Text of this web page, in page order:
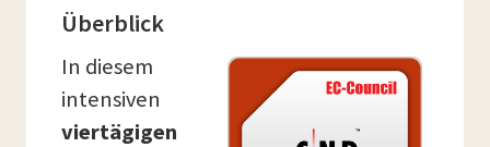
Überblick
In diesem
intensiven
viertägigen